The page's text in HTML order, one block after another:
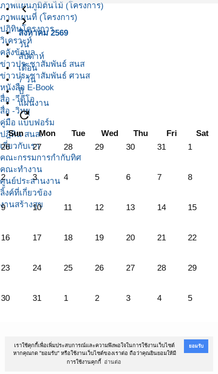
เราใช้คุกกี้เพื่อเพิ่มประสบการณ์และความพึงพอใจในการใช้งานเว็บไซต์
หากคุณกด "ยอมรับ" หรือใช้งานเว็บไซต์ของเราต่อ ถือว่าคุณยินยอมให้มี
การใช้งานคุกกี้
อ่านต่อ
ยอมรับ
ภาพแผนภูมิต้นไม้ (โครงการ)
ภาพแผนที่ (โครงการ)
ปฎิทินโครงการ
วิเคราะห์
คลังข้อมูล
ข่าวประชาสัมพันธ์ สนส
ข่าวประชาสัมพันธ์ ศวนส
หนังสือ E-Book
สื่อ -วีดีโอ
สื่อ -วิทยุ
คู่มือ แบบฟอร์ม
ปฎิทิน สนส.
เกี่ยวกับเรา
คณะกรรมการกำกับทิศ
คณะทำงาน
ศูนย์ประสานงาน
ลิ้งค์ที่เกี่ยวข้อง
งานสร้างสุข
navigate_before
navigate_next
สิงหาคม 2569
วัน
สัปดาห์
เดือน
7 วัน
ปี
แผนงาน
refresh
Sun Mon Tue Wed Thu Fri
Sat
26
27 28 29 30 31 1
2 3 4 5 6 7 8
9 10 11 12 13 14 15
16 17 18 19 20 21 22
23 24 25 26 27 28 29
30 31 1 2 3 4 5
@Copyright 2016 สถาบันนโยบายสาธารณะ ม.สงขลานครินทร์
ตำบลหาดใหญ่ อำเภอหาดใหญ่ จังหวัดสงขลา 90110 โทรศัพท์ 074-282900-2
สถาบันนโยบายสาธารณะ ม.สงขลานครินทร์